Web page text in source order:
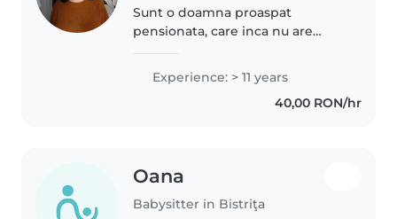
Sunt o doamna proaspat
pensionata, care inca nu are
mult copiii si animalele. Mi-as
dori sa ingrijesc un copilas
deoarece momentan, fiind
Experience: > 11 years
40,00 RON/hr
Oana
Babysitter in Bistriţa